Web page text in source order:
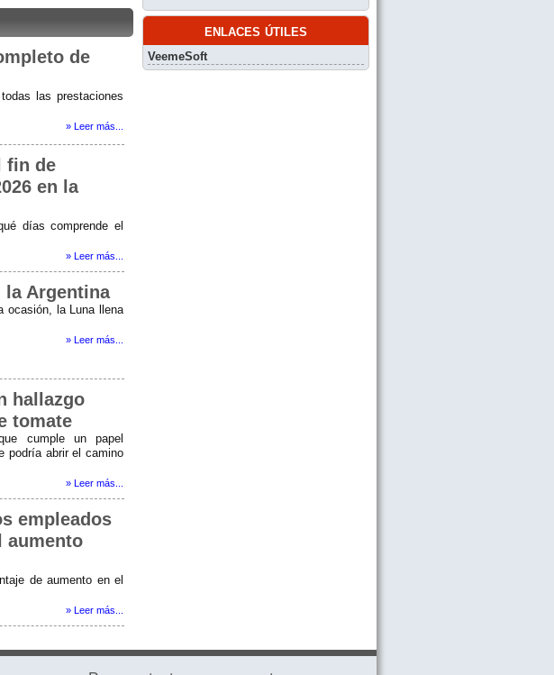
de
las prestaciones
» Leer más...
fin de
en la
días comprende el
» Leer más...
la Argentina
ocasión, la Luna llena
» Leer más...
hallazgo
tomate
cumple un papel
podría abrir el camino
» Leer más...
empleados
aumento
de aumento en el
» Leer más...
enlaces útiles
VeemeSoft